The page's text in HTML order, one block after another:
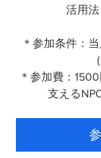
活用法
＊参加条件：
＊参加費：
支える